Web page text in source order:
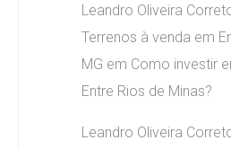
Leandro Oliveira
Terrenos à venda em
MG em Como investir
Entre Rios de Minas?
Leandro Oliveira